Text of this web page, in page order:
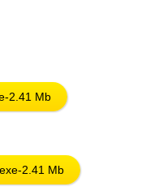
2.41 Mb
2.41 Mb